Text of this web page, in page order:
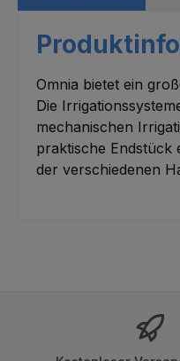
Omnia bietet ein
Die
mechanischen
praktische Endstück
der verschiedenen